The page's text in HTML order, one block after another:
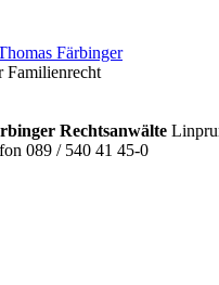
Färbinger
Familienrecht
Rechtsanwälte
089 / 540 41 45-0